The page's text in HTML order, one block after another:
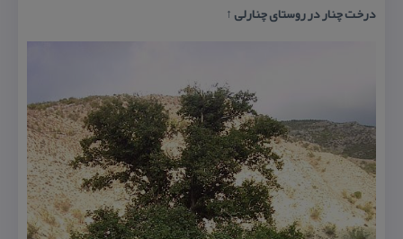
درخت چنار در روستای چنارلی ↑